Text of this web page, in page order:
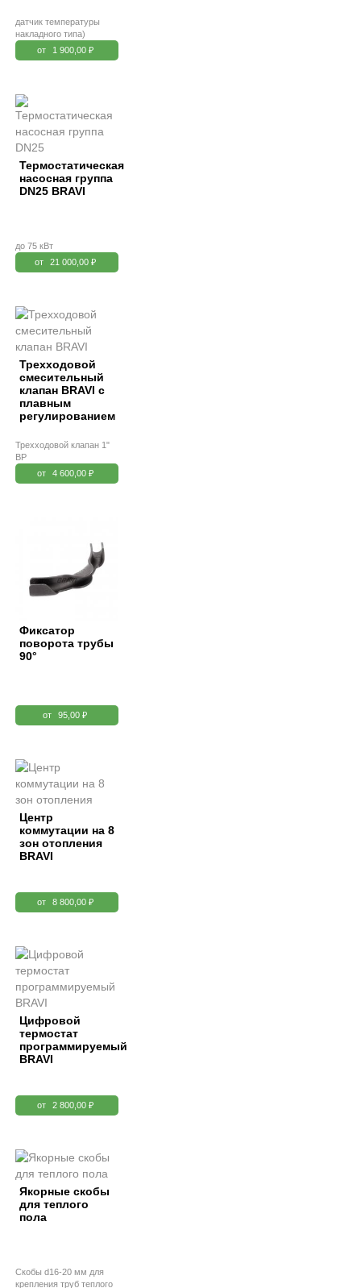
датчик температуры
накладного типа)
от
1 900,00 ₽
Термостатическая
насосная группа
DN25 BRAVI
до 75 кВт
от
21 000,00 ₽
Трехходовой
смесительный
клапан BRAVI с
плавным
регулированием
Трехходовой клапан 1"
ВР
от
4 600,00 ₽
Фиксатор
поворота трубы
90°
от 95,00 ₽
Центр
коммутации на 8
зон отопления
BRAVI
от 8 800,00 ₽
Цифровой
термостат
программируемый
BRAVI
от 2 800,00 ₽
Якорные скобы
для теплого
пола
Скобы d16-20 мм для
крепления труб теплого